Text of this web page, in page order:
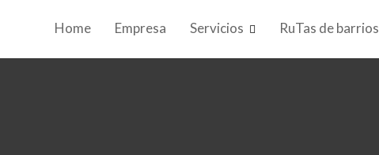
Home Empresa Servicios RuTas de